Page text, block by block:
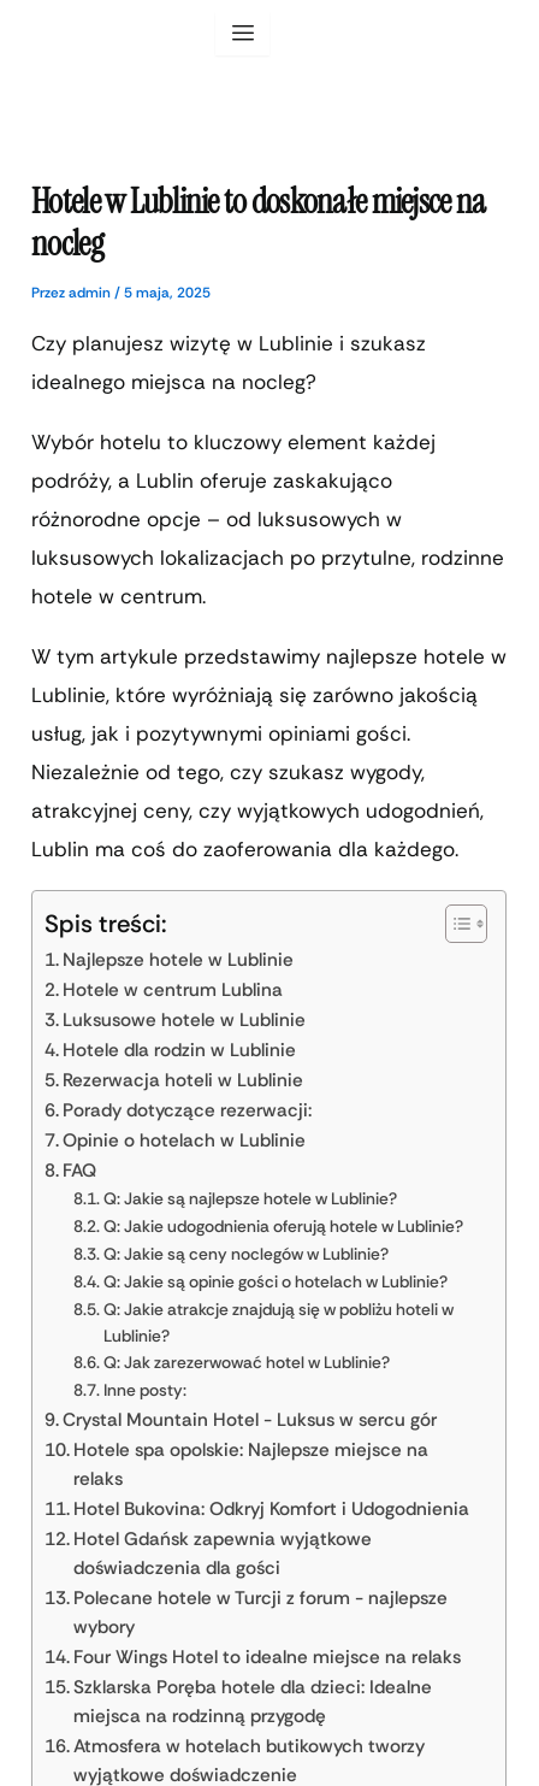
Hotele w Lublinie to doskonałe miejsce na
nocleg
Przezadmin/5 maja, 2025
Czy planujesz wizytę w Lublinie i szukasz
idealnego miejsca na nocleg?
Wybór hotelu to kluczowy element każdej
podróży, a Lublin oferuje zaskakująco
różnorodne opcje – od luksusowych w
luksusowych lokalizacjach po przytulne, rodzinne
hotele w centrum.
W tym artykule przedstawimy najlepsze hotele w
Lublinie, które wyróżniają się zarówno jakością
usług, jak i pozytywnymi opiniami gości.
Niezależnie od tego, czy szukasz wygody,
atrakcyjnej ceny, czy wyjątkowych udogodnień,
Lublin ma coś do zaoferowania dla każdego.
Spis treści:
Najlepsze hotele w Lublinie
Hotele w centrum Lublina
Luksusowe hotele w Lublinie
Hotele dla rodzin w Lublinie
Rezerwacja hoteli w Lublinie
Porady dotyczące rezerwacji:
Opinie o hotelach w Lublinie
FAQ
Q: Jakie są najlepsze hotele w Lublinie?
Q: Jakie udogodnienia oferują hotele w Lublinie?
Q: Jakie są ceny noclegów w Lublinie?
Q: Jakie są opinie gości o hotelach w Lublinie?
Q: Jakie atrakcje znajdują się w pobliżu hoteli w
Lublinie?
Q: Jak zarezerwować hotel w Lublinie?
Inne posty:
Crystal Mountain Hotel - Luksus w sercu gór
Hotele spa opolskie: Najlepsze miejsce na
relaks
Hotel Bukovina: Odkryj Komfort i Udogodnienia
Hotel Gdańsk zapewnia wyjątkowe
doświadczenia dla gości
Polecane hotele w Turcji z forum - najlepsze
wybory
Four Wings Hotel to idealne miejsce na relaks
Szklarska Poręba hotele dla dzieci: Idealne
miejsca na rodzinną przygodę
Atmosfera w hotelach butikowych tworzy
wyjątkowe doświadczenie